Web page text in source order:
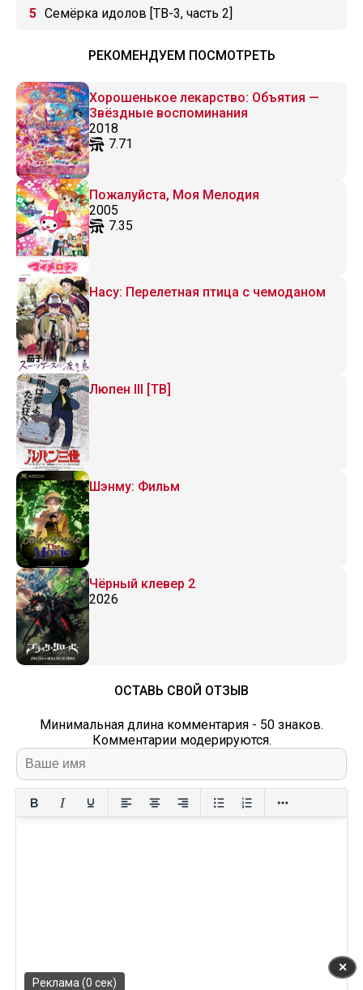
Семёрка идолов [ТВ-3, часть 2]
РЕКОМЕНДУЕМ ПОСМОТРЕТЬ
Хорошенькое лекарство: Объятия —
Звёздные воспоминания
2018
7.71
Пожалуйста, Моя Мелодия
2005
7.35
Насу: Перелетная птица с чемоданом
Люпен III [ТВ]
Шэнму: Фильм
Чёрный клевер 2
2026
ОСТАВЬ СВОЙ ОТЗЫВ
Минимальная длина комментария - 50 знаков.
Комментарии модерируются.
✕
Реклама (0 сек)